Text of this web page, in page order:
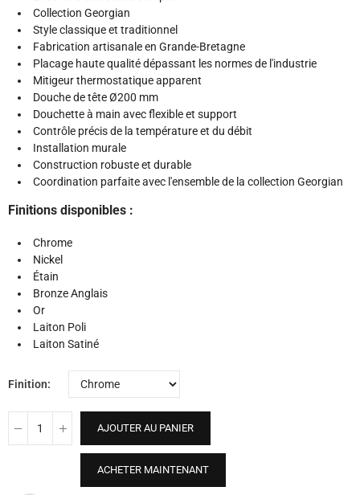
Collection Georgian
Style classique et traditionnel
Fabrication artisanale en Grande-Bretagne
Placage haute qualité dépassant les normes de l'industrie
Mitigeur thermostatique apparent
Douche de tête Ø200 mm
Douchette à main avec flexible et support
Contrôle précis de la température et du débit
Installation murale
Construction robuste et durable
Coordination parfaite avec l'ensemble de la collection Georgian
Finitions disponibles :
Chrome
Nickel
Étain
Bronze Anglais
Or
Laiton Poli
Laiton Satiné
Finition
AJOUTER AU PANIER
ACHETER MAINTENANT